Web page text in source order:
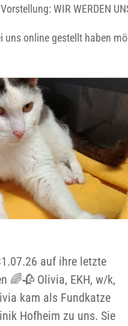
WIR WERDEN
uns online gestellt haben
auf ihre letzte
🌈🥀 Olivia, EKH, w/k,
kam als Fundkatze
Hofheim zu uns. Sie